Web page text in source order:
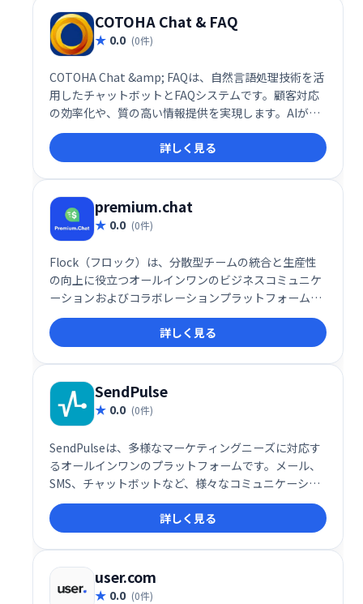
COTOHA Chat & FAQ
0.0 (0件)
COTOHA Chat &amp; FAQは、自然言語処理技術を活
用したチャットボットとFAQシステムです。顧客対応
の効率化や、質の高い情報提供を実現します。AIが顧
客の質問を理解し、的確な回答を提供することで、問
い合わせ対応の負担を軽減し、顧客満足度の向上に貢
献します。導入実績も豊富で、様々な業種・規模の企
業で活用されています。
詳しく見る
premium.chat
0.0 (0件)
Flock（フロック）は、分散型チームの統合と生産性
の向上に役立つオールインワンのビジネスコミュニケ
ーションおよびコラボレーションプラットフォームで
す。
詳しく見る
SendPulse
0.0 (0件)
SendPulseは、多様なマーケティングニーズに対応す
るオールインワンのプラットフォームです。メール、
SMS、チャットボットなど、様々なコミュニケーショ
ンチャネルを活用したマーケティングキャンペーンを
効率的に実行できます。ユーザーフレンドリーなイン
ターフェースで、初心者にも簡単に利用可能。顧客エ
ンゲージメントを高め、ビジネス成長を促進します。
詳細な分析機能も搭載し、効果測定も容易です。
詳しく見る
user.com
0.0 (0件)